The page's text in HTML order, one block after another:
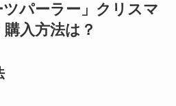
ツパーラー」クリスマ
入方法は？